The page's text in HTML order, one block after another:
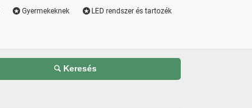
Gyermekeknek LED rendszer és tartozék
Keresés